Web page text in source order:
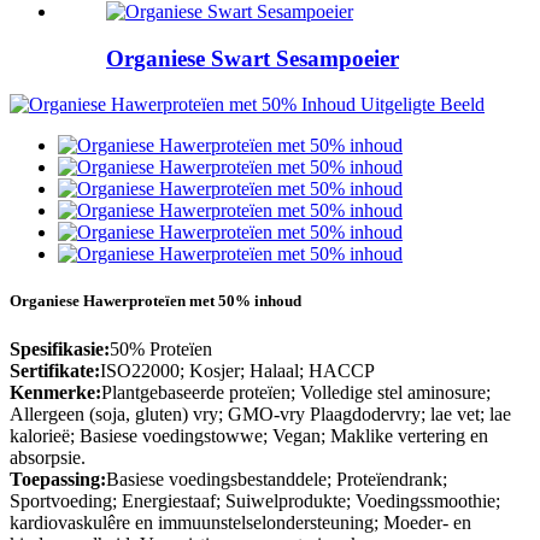
Organiese Swart Sesampoeier
Organiese Hawerproteïen met 50% inhoud
Spesifikasie:50% Proteïen
Sertifikate:ISO22000; Kosjer; Halaal; HACCP
Kenmerke:Plantgebaseerde proteïen; Volledige stel aminosure;
Allergeen (soja, gluten) vry; GMO-vry Plaagdodervry; lae vet; lae
kalorieë; Basiese voedingstowwe; Vegan; Maklike vertering en
absorpsie.
Toepassing:Basiese voedingsbestanddele; Proteïendrank;
Sportvoeding; Energiestaaf; Suiwelprodukte; Voedingssmoothie;
kardiovaskulêre en immuunstelselondersteuning; Moeder- en